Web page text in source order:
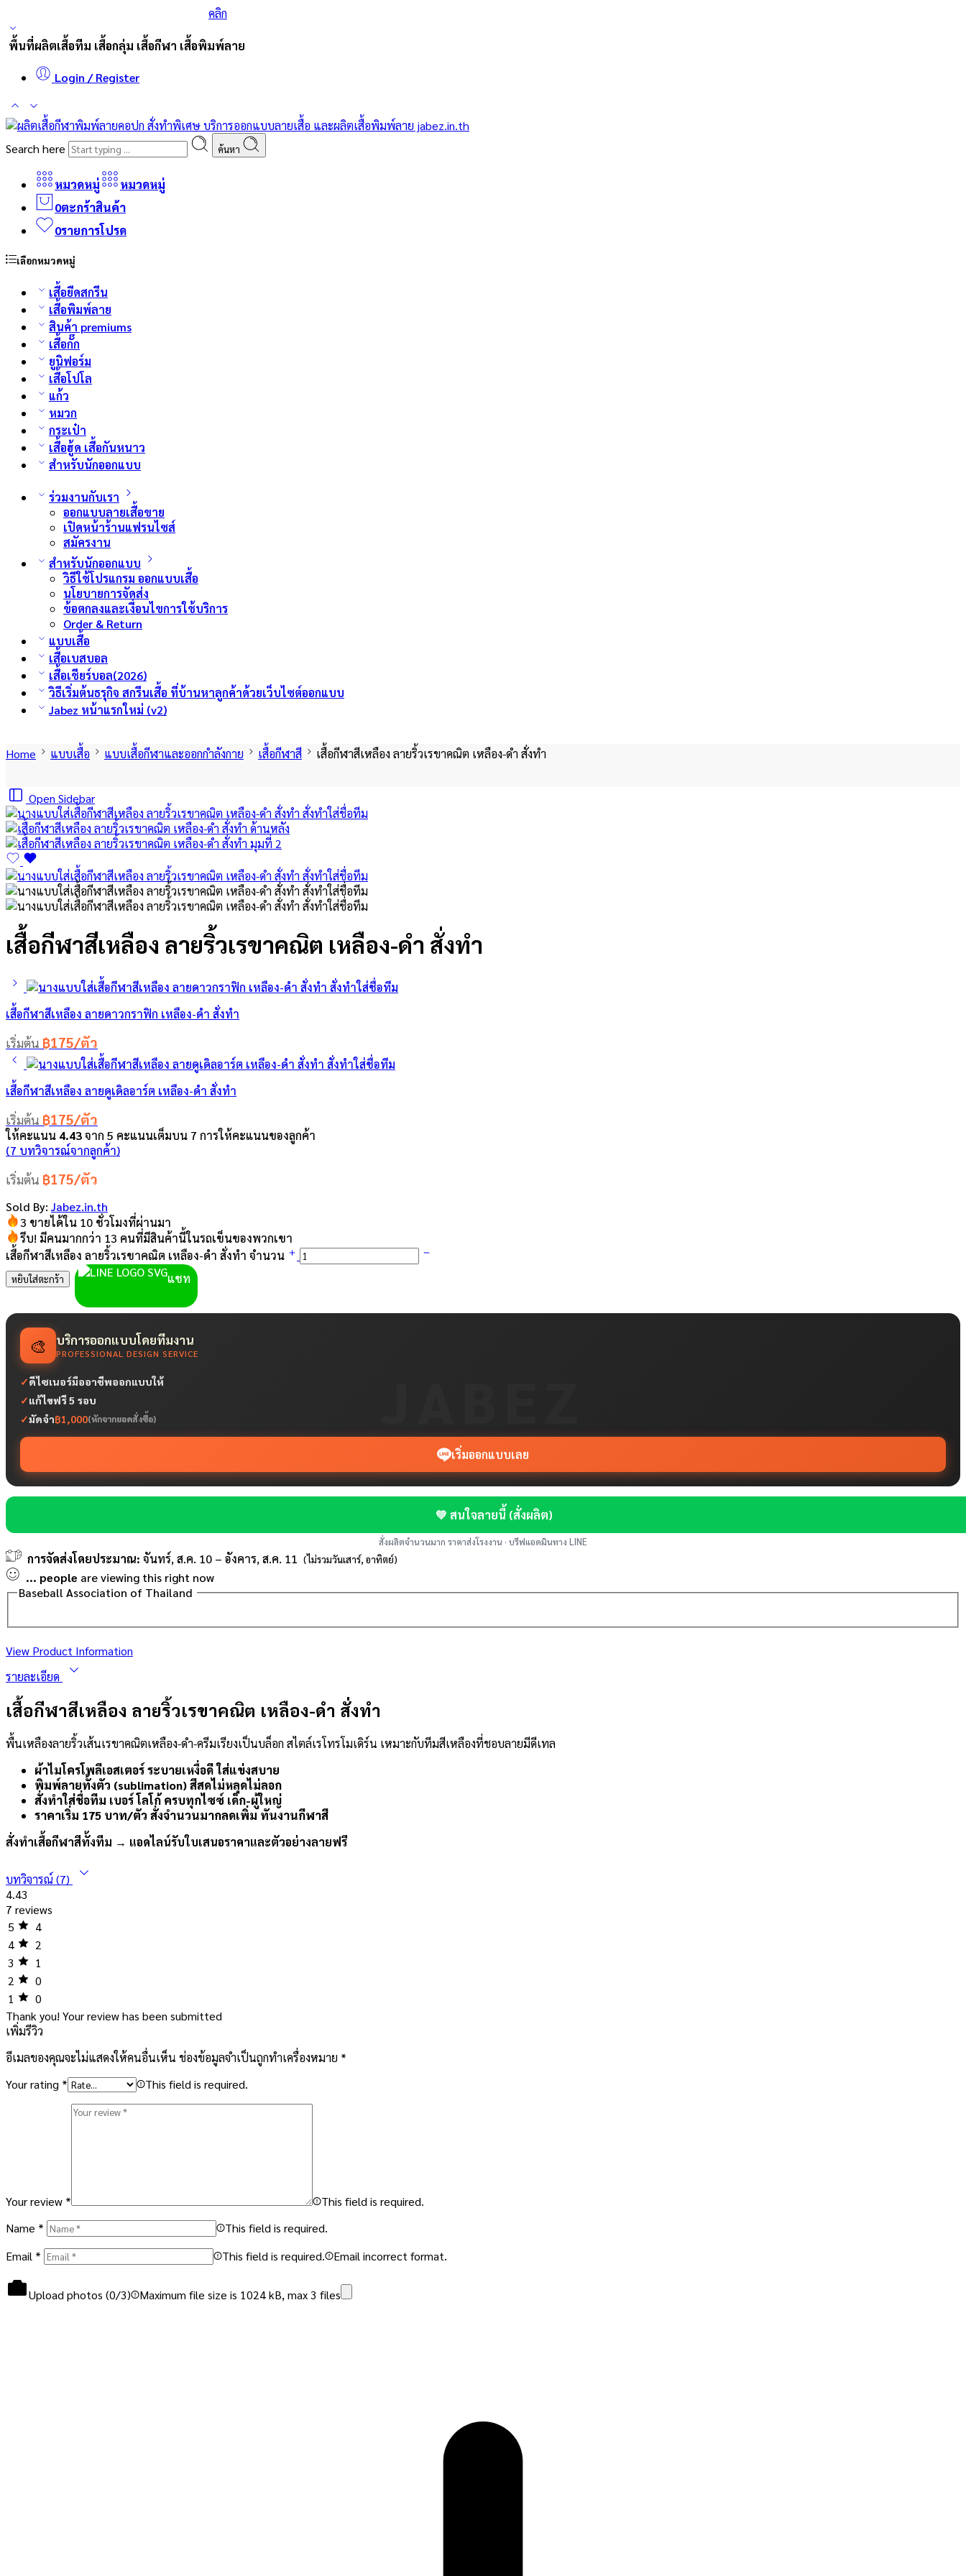
คลิก
พื้นที่ผลิตเสื้อทีม เสื้อกลุ่ม เสื้อกีฬา เสื้อพิมพ์ลาย
Login / Register
Search here ค้นหา
หมวดหมู่
หมวดหมู่
0ตะกร้าสินค้า
0รายการโปรด
เลือกหมวดหมู่
เสื้อยืดสกรีน
เสื้อพิมพ์ลาย
สินค้า premiums
เสื้อกั๊ก
ยูนิฟอร์ม
เสื้อโปโล
แก้ว
หมวก
กระเป๋า
เสื้อฮู้ด เสื้อกันหนาว
สำหรับนักออกแบบ
ร่วมงานกับเรา
ออกแบบลายเสื้อขาย
เปิดหน้าร้านแฟรนไซส์
สมัครงาน
สำหรับนักออกแบบ
วิธีใช้โปรแกรม ออกแบบเสื้อ
นโยบายการจัดส่ง
ข้อตกลงและเงื่อนไขการใช้บริการ
Order & Return
แบบเสื้อ
เสื้อเบสบอล
เสื้อเชียร์บอล(2026)
วิธีเริ่มต้นธรุกิจ สกรีนเสื้อ ที่บ้านหาลูกค้าด้วยเว็บไซต์ออกแบบ
Jabez หน้าแรกใหม่ (v2)
Home แบบเสื้อ แบบเสื้อกีฬาและออกกำลังกาย เสื้อกีฬาสี เสื้อกีฬาสีเหลือง ลายริ้วเรขาคณิต เหลือง-ดำ สั่งทำ
Open Sidebar
เสื้อกีฬาสีเหลือง ลายริ้วเรขาคณิต เหลือง-ดำ สั่งทำ
เสื้อกีฬาสีเหลือง ลายดาวกราฟิก เหลือง-ดำ สั่งทำ
เริ่มต้น ฿175/ตัว
เสื้อกีฬาสีเหลือง ลายดูเดิลอาร์ต เหลือง-ดำ สั่งทำ
เริ่มต้น ฿175/ตัว
ให้คะแนน 4.43จาก 5 คะแนนเต็มบน 7 การให้คะแนนของลูกค้า
(7 บทวิจารณ์จากลูกค้า)
เริ่มต้น ฿175/ตัว
Sold By: Jabez.in.th
3 ขายได้ใน 10 ชั่วโมงที่ผ่านมา
รีบ! มีคนมากกว่า 13 คนที่มีสินค้านี้ในรถเข็นของพวกเขา
เสื้อกีฬาสีเหลือง ลายริ้วเรขาคณิต เหลือง-ดำ สั่งทำ จำนวน
หยิบใส่ตะกร้า แชท
🎨 บริการออกแบบโดยทีมงาน
PROFESSIONAL DESIGN SERVICE
✓ดีไซเนอร์มืออาชีพออกแบบให้
✓แก้ไขฟรี 5 รอบ
✓มัดจำ฿1,000(หักจากยอดสั่งซื้อ)
เริ่มออกแบบเลย
💚 สนใจลายนี้ (สั่งผลิต)
สั่งผลิตจำนวนมาก ราคาส่งโรงงาน · บรีฟแอดมินทาง LINE
การจัดส่งโดยประมาณ: จันทร์, ส.ค. 10 – อังคาร, ส.ค. 11 (ไม่รวมวันเสาร์, อาทิตย์)
... people are viewing this right now
Baseball Association of Thailand
View Product Information
รายละเอียด
เสื้อกีฬาสีเหลือง ลายริ้วเรขาคณิต เหลือง-ดำ สั่งทำ
พื้นเหลืองลายริ้วเส้นเรขาคณิตเหลือง-ดำ-ครีมเรียงเป็นบล็อก สไตล์เรโทรโมเดิร์น เหมาะกับทีมสีเหลืองที่ชอบลายมีดีเทล
ผ้าไมโครโพลีเอสเตอร์ ระบายเหงื่อดี ใส่แข่งสบาย
พิมพ์ลายทั้งตัว (sublimation) สีสดไม่หลุดไม่ลอก
สั่งทำใส่ชื่อทีม เบอร์ โลโก้ ครบทุกไซซ์ เด็ก-ผู้ใหญ่
ราคาเริ่ม 175 บาท/ตัว สั่งจำนวนมากลดเพิ่ม ทันงานกีฬาสี
สั่งทำเสื้อกีฬาสีทั้งทีม → แอดไลน์รับใบเสนอราคาและตัวอย่างลายฟรี
บทวิจารณ์ (7)
4.43
7 reviews
5
4
4
2
3
1
2
0
1
0
Thank you! Your review has been submitted
เพิ่มรีวิว
อีเมลของคุณจะไม่แสดงให้คนอื่นเห็น ช่องข้อมูลจำเป็นถูกทำเครื่องหมาย *
Your rating * This field is required.
Your review *
This field is required.
Name *
This field is required.
Email * This field is required. Email incorrect format.
Upload photos (0/3) Maximum file size is 1024 kB, max 3 files